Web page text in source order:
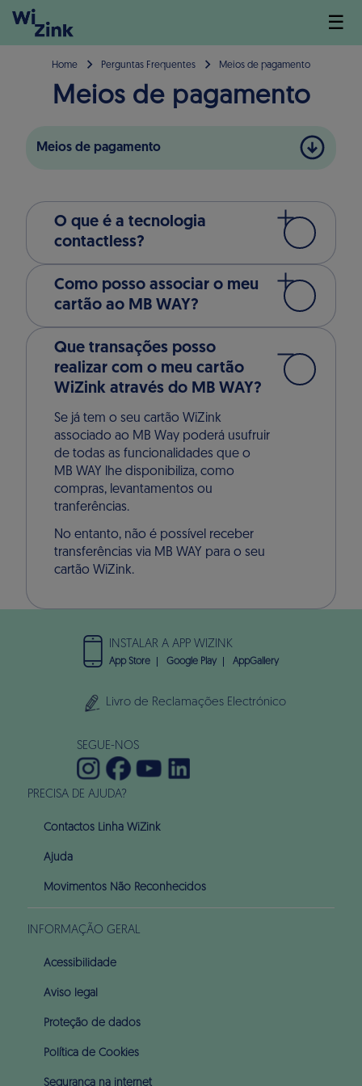
☰
Home Perguntas Frequentes Meios de pagamento
Meios de pagamento
Meios de pagamento
O que é a tecnologia
contactless?
Como posso associar o meu
cartão ao MB WAY?
Que transações posso
realizar com o meu cartão
WiZink através do MB WAY?
Se já tem o seu cartão WiZink
associado ao MB Way poderá usufruir
de todas as funcionalidades que o
MB WAY lhe disponibiliza, como
compras, levantamentos ou
tranferências.
No entanto, não é possível receber
transferências via MB WAY para o seu
cartão WiZink.
PRECISA DE AJUDA?
Contactos Linha WiZink
Ajuda
Movimentos Não Reconhecidos
INFORMAÇÃO GERAL
Acessibilidade
Aviso legal
Proteção de dados
Política de Cookies
Segurança na internet
INSTALAR A APP WIZINK
App Store Google Play AppGallery
Livro de Reclamações Electrónico
SEGUE-NOS